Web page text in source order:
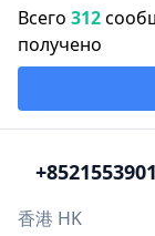
Всего 312
получено
+852
香港 HK